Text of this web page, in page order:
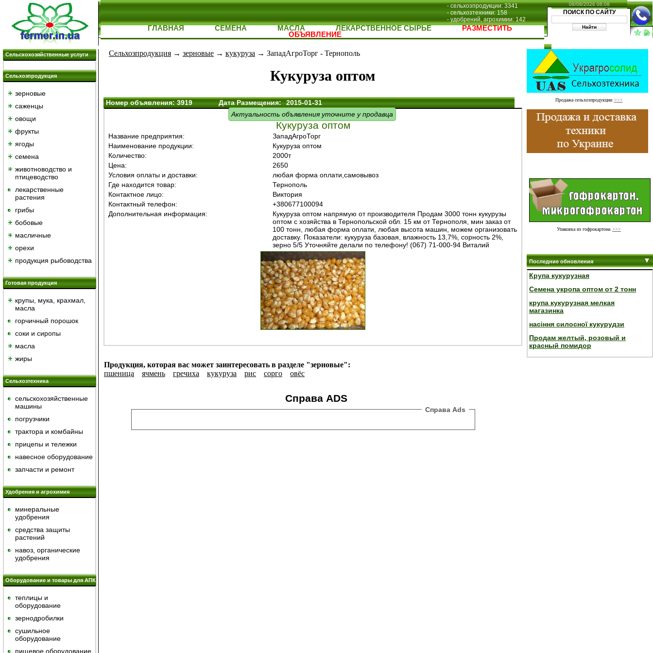
- сельхозпродукции: 3341
- сельхозтехники: 158
- удобрений, агрохимии: 142
08/08/2026 06:08
ПОИСК ПО САЙТУ
ГЛАВНАЯ СЕМЕНА МАСЛА ЛЕКАРСТВЕННОЕ СЫРЬЕ РАЗМЕСТИТЬ
ОБЪЯВЛЕНИЕ
Сельскохозяйственные услуги
Сельхозпродукция
зерновые
саженцы
овощи
фрукты
ягоды
семена
животноводство и
птицеводство
лекарственные
растения
грибы
бобовые
масличные
орехи
продукция рыбоводства
Готовая продукция
крупы, мука, крахмал,
масла
горчичный порошок
cоки и сиропы
масла
жиры
Сельхозтехника
сельскохозяйственные
машины
погрузчики
трактора и комбайны
прицепы и тележки
навесное оборудование
запчасти и ремонт
Удобрения и агрохимия
минеральные
удобрения
средства защиты
растений
навоз, органические
удобрения
Оборудование и товары для АПК
теплицы и
оборудование
зернодробилки
сушильное
оборудование
пищевое оборудование
Сельхозпродукция → зерновые → кукуруза → ЗападАгроТорг - Тернополь
Кукуруза оптом
Номер объявления: 3919 Дата Размещения:
2015-01-31
Актуальность объявления уточните у продавца
Кукуруза оптом
Название предприятия:
ЗападАгроТорг
Наименование продукции:
Кукуруза оптом
Количество:
2000т
Цена:
2650
Условия оплаты и доставки:
любая форма оплати,самовывоз
Где находится товар:
Тернополь
Контактное лицо:
Виктория
Контактный телефон:
+380677100094
Дополнительная информация:
Кукуруза оптом напрямую от производителя Продам 3000 тонн кукурузы
оптом с хозяйства в Тернопольской обл. 15 км от Тернополя, мин заказ от
100 тонн, любая форма оплати, любая высота машин, можем организовать
доставку. Показатели: кукуруза базовая, влажность 13,7%, сорность 2%,
зерно 5/5 Уточняйте делали по телефону! (067) 71-000-94 Виталий
Продукция, которая вас может заинтересовать в разделе "зерновые":
пшеница
ячмень гречиха кукуруза рис сорго овёс
Справа ADS
Справа Ads
Продажа сельхозпродукции >>>
Упаковка из гофрокартона >>>
Последние обновления
Крупа кукурузная
Семена укропа оптом от 2 тонн
крупа кукурузная мелкая
магазинка
насіння силосної кукурудзи
Продам желтый, розовый и
красный помидор